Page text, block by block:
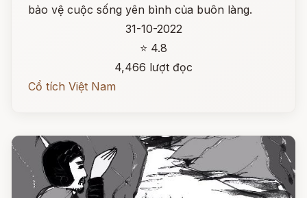
bảo vệ cuộc sống yên bình của buôn làng.
31-10-2022
⭐ 4.8
4,466 lượt đọc
Cổ tích Việt Nam